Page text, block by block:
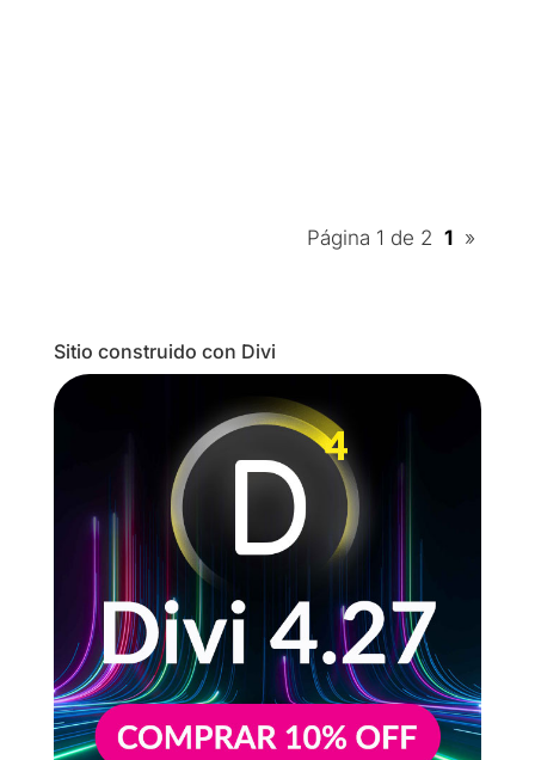
Página 1 de 2 1 »
Sitio construido con Divi